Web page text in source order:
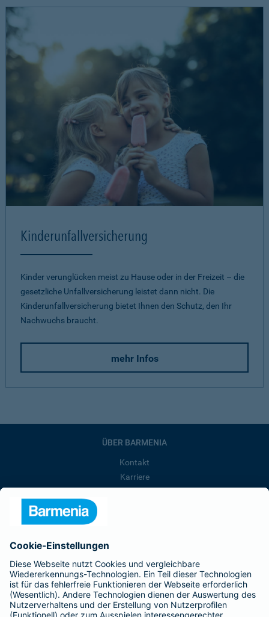
Kinderunfallversicherung
Kinder verunglücken meist zu Hause oder in der Freizeit – die
gesetzliche Unfallversicherung leistet dann nicht. Die
Kinderunfallversicherung bietet Ihnen den Schutz, den Ihr
Nachwuchs braucht.
mehr Infos
ÜBER BARMENIA
Kontakt
Karriere
Barmenia ist Teil der BarmeniaGothaer
BELIEBTE SEITEN
Kranken-Zusatzversicherung
Tierversicherungen